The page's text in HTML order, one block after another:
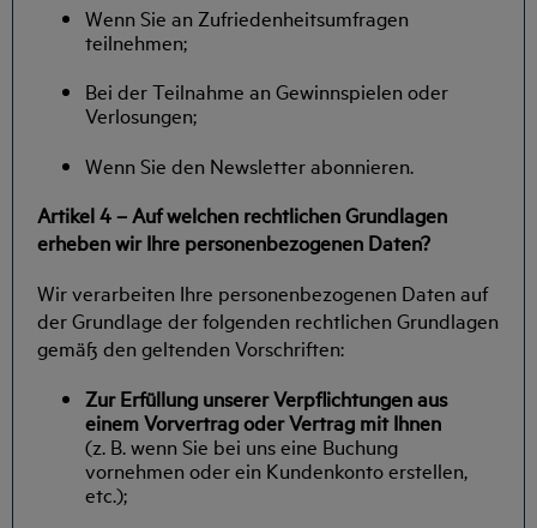
Wenn Sie an Zufriedenheitsumfragen
teilnehmen;
Bei der Teilnahme an Gewinnspielen oder
Verlosungen;
Wenn Sie den Newsletter abonnieren.
Artikel 4 – Auf welchen rechtlichen Grundlagen
erheben wir Ihre personenbezogenen Daten?
Wir verarbeiten Ihre personenbezogenen Daten auf
der Grundlage der folgenden rechtlichen Grundlagen
gemäß den geltenden Vorschriften:
Zur Erfüllung unserer Verpflichtungen aus
einem Vorvertrag oder Vertrag mit Ihnen
(z. B. wenn Sie bei uns eine Buchung
vornehmen oder ein Kundenkonto erstellen,
etc.);